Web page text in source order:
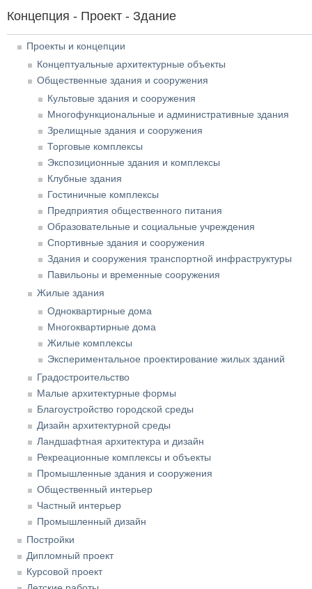
Концепция - Проект - Здание
Проекты и концепции
Концептуальные архитектурные объекты
Общественные здания и сооружения
Культовые здания и сооружения
Многофункциональные и административные здания
Зрелищные здания и сооружения
Торговые комплексы
Экспозиционные здания и комплексы
Клубные здания
Гостиничные комплексы
Предприятия общественного питания
Образовательные и социальные учреждения
Спортивные здания и сооружения
Здания и сооружения транспортной инфраструктуры
Павильоны и временные сооружения
Жилые здания
Одноквартирные дома
Многоквартирные дома
Жилые комплексы
Экспериментальное проектирование жилых зданий
Градостроительство
Малые архитектурные формы
Благоустройство городской среды
Дизайн архитектурной среды
Ландшафтная архитектура и дизайн
Рекреационные комплексы и объекты
Промышленные здания и сооружения
Общественный интерьер
Частный интерьер
Промышленный дизайн
Постройки
Дипломный проект
Курсовой проект